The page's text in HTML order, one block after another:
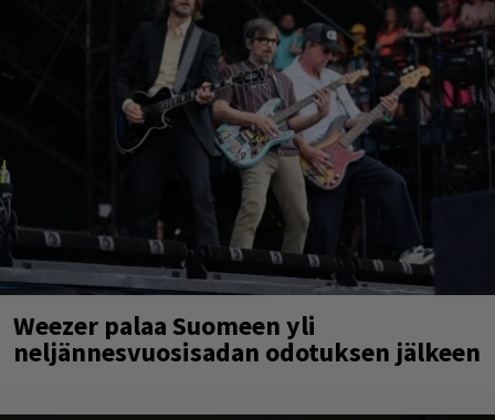
Weezer palaa Suomeen yli
neljännesvuosisadan odotuksen jälkeen